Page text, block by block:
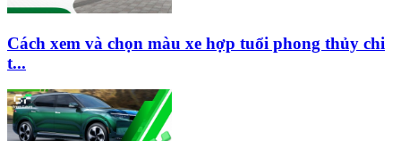
Cách xem và chọn màu xe hợp tuổi phong thủy chi
t...